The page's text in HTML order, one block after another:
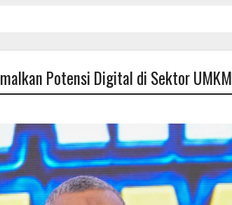
Potensi Digital di Sektor UMKM